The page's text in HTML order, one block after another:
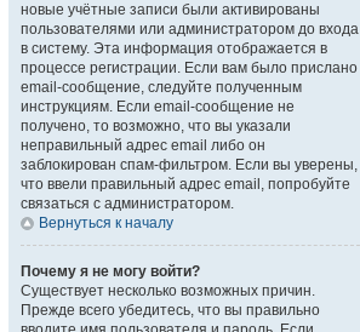
новые учётные записи были активированы
пользователями или администратором до входа
в систему. Эта информация отображается в
процессе регистрации. Если вам было прислано
email-сообщение, следуйте полученным
инструкциям. Если email-сообщение не
получено, то возможно, что вы указали
неправильный адрес email либо он
заблокирован спам-фильтром. Если вы уверены,
что ввели правильный адрес email, попробуйте
связаться с администратором.
Вернуться к началу
Почему я не могу войти?
Существует несколько возможных причин.
Прежде всего убедитесь, что вы правильно